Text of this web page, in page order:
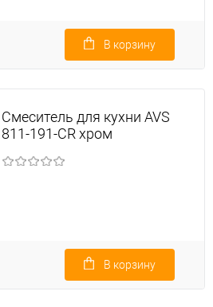
В корзину
Смеситель для кухни AVS
811-191-CR хром
В корзину